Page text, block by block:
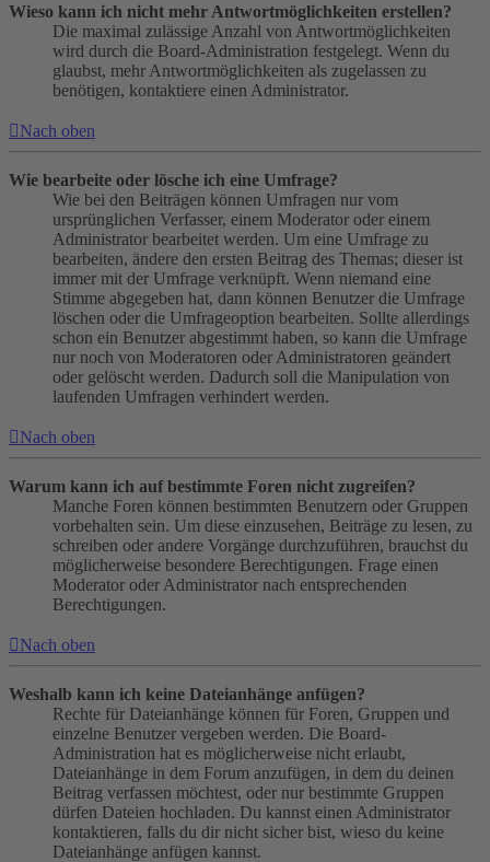
Wieso kann ich nicht mehr Antwortmöglichkeiten erstellen?
Die maximal zulässige Anzahl von Antwortmöglichkeiten
wird durch die Board-Administration festgelegt. Wenn du
glaubst, mehr Antwortmöglichkeiten als zugelassen zu
benötigen, kontaktiere einen Administrator.
Nach oben
Wie bearbeite oder lösche ich eine Umfrage?
Wie bei den Beiträgen können Umfragen nur vom
ursprünglichen Verfasser, einem Moderator oder einem
Administrator bearbeitet werden. Um eine Umfrage zu
bearbeiten, ändere den ersten Beitrag des Themas; dieser ist
immer mit der Umfrage verknüpft. Wenn niemand eine
Stimme abgegeben hat, dann können Benutzer die Umfrage
löschen oder die Umfrageoption bearbeiten. Sollte allerdings
schon ein Benutzer abgestimmt haben, so kann die Umfrage
nur noch von Moderatoren oder Administratoren geändert
oder gelöscht werden. Dadurch soll die Manipulation von
laufenden Umfragen verhindert werden.
Nach oben
Warum kann ich auf bestimmte Foren nicht zugreifen?
Manche Foren können bestimmten Benutzern oder Gruppen
vorbehalten sein. Um diese einzusehen, Beiträge zu lesen, zu
schreiben oder andere Vorgänge durchzuführen, brauchst du
möglicherweise besondere Berechtigungen. Frage einen
Moderator oder Administrator nach entsprechenden
Berechtigungen.
Nach oben
Weshalb kann ich keine Dateianhänge anfügen?
Rechte für Dateianhänge können für Foren, Gruppen und
einzelne Benutzer vergeben werden. Die Board-
Administration hat es möglicherweise nicht erlaubt,
Dateianhänge in dem Forum anzufügen, in dem du deinen
Beitrag verfassen möchtest, oder nur bestimmte Gruppen
dürfen Dateien hochladen. Du kannst einen Administrator
kontaktieren, falls du dir nicht sicher bist, wieso du keine
Dateianhänge anfügen kannst.